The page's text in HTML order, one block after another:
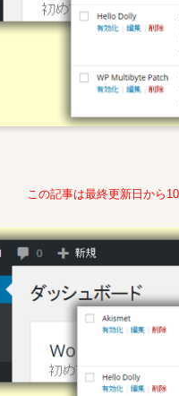
この記事は最終更新日から